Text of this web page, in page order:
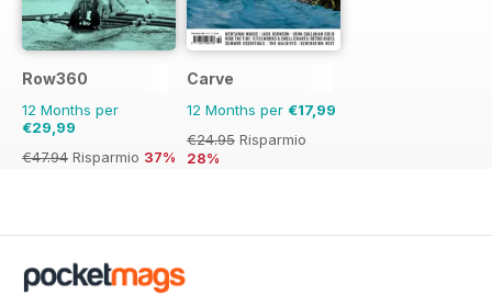
Row360
12 Months per
€29,99
€47.94 Risparmio 37%
Carve
12 Months per €17,99
€24.95 Risparmio
28%